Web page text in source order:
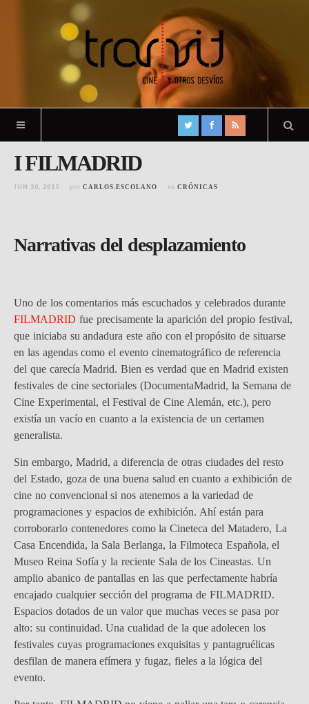
I FILMADRID
JUN 30, 2015 por CARLOS.ESCOLANO en CRÓNICAS
Narrativas del desplazamiento
Uno de los comentarios más escuchados y celebrados durante
FILMADRID fue precisamente la aparición del propio festival,
que iniciaba su andadura este año con el propósito de situarse
en las agendas como el evento cinematográfico de referencia
del que carecía Madrid. Bien es verdad que en Madrid existen
festivales de cine sectoriales (DocumentaMadrid, la Semana de
Cine Experimental, el Festival de Cine Alemán, etc.), pero
existía un vacío en cuanto a la existencia de un certamen
generalista.
Sin embargo, Madrid, a diferencia de otras ciudades del resto
del Estado, goza de una buena salud en cuanto a exhibición de
cine no convencional si nos atenemos a la variedad de
programaciones y espacios de exhibición. Ahí están para
corroborarlo contenedores como la Cineteca del Matadero, La
Casa Encendida, la Sala Berlanga, la Filmoteca Española, el
Museo Reina Sofía y la reciente Sala de los Cineastas. Un
amplio abanico de pantallas en las que perfectamente habría
encajado cualquier sección del programa de FILMADRID.
Espacios dotados de un valor que muchas veces se pasa por
alto: su continuidad. Una cualidad de la que adolecen los
festivales cuyas programaciones exquisitas y pantagruélicas
desfilan de manera efímera y fugaz, fieles a la lógica del
evento.